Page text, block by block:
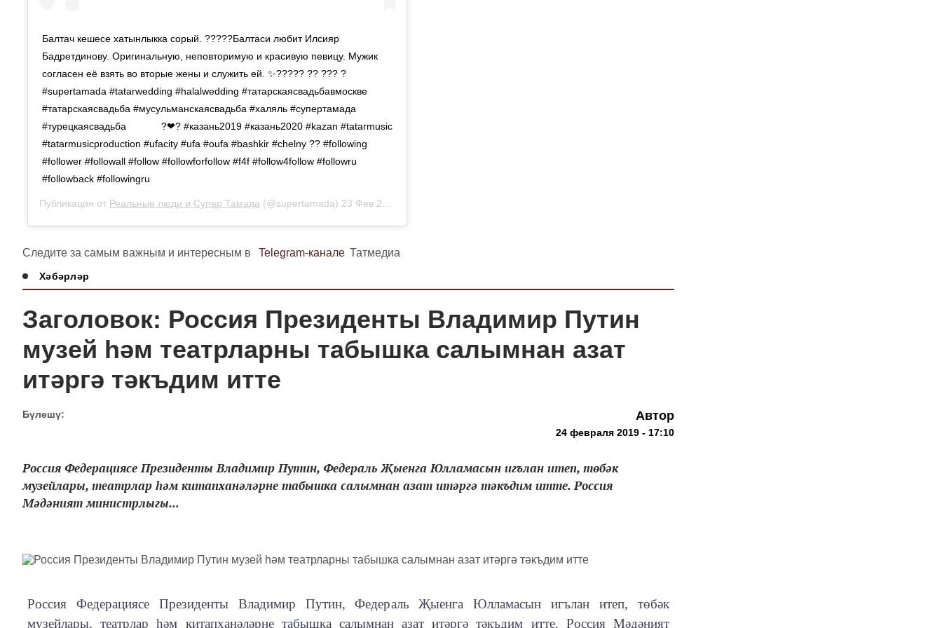
Балтач кешесе хатынлыкка сорый. ?????Балтаси любит Илсияр
Бадретдинову. Оригинальную, неповторимую и красивую певицу. Мужик
согласен её взять во вторые жены и служить ей. ✨????? ?? ??? ?
#supertamada #tatarwedding #halalwedding #татарскаясвадьбавмоскве
#татарскаясвадьба #мусульманскаясвадьба #халяль #супертамада
#турецкаясвадьба⠀⠀⠀⠀⠀?❤? #казань2019 #казань2020 #kazan #tatarmusic
#tatarmusicproduction #ufacity #ufa #oufa #bashkir #chelny ?? #following
#follower #followall #follow #followforfollow #f4f #follow4follow #followru
#followback #followingru
Публикация от Реальные люди и Супер Тамада (@supertamada) 23 Фев 2019 в 7:23 PST
Следите за самым важным и интересным в Telegram-канале Татмедиа
Хәбәрләр
Заголовок: Россия Президенты Владимир Путин
музей һәм театрларны табышка салымнан азат
итәргә тәкъдим итте
Бүлешү: Автор
24 февраля 2019 - 17:10
Россия Федерациясе Президенты Владимир Путин, Федераль Җыенга Юлламасын игълан итеп, төбәк
музейлары, театрлар һәм китапханәләрне табышка салымнан азат итәргә тәкъдим итте. Россия
Мәдәният министрлыгы...
Россия Федерациясе Президенты Владимир Путин, Федераль Җыенга Юлламасын игълан итеп, төбәк
музейлары, театрлар һәм китапханәләрне табышка салымнан азат итәргә тәкъдим итте. Россия Мәдәният